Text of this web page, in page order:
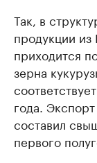
Так, в
продукции
приходится
зерна
года.
составил
первого